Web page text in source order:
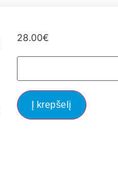
28.00€
Į krepšelį